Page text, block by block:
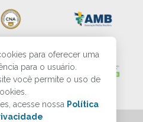
para oferecer uma
para o usuário.
você permite o uso de
acesse nossa Política